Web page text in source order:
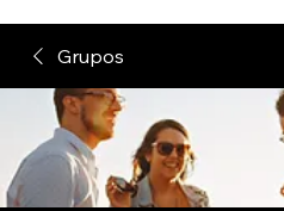
Grupos